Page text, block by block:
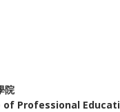
院
Professional